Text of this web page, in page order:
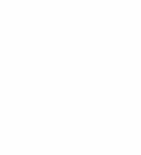
TOP
Granit Rose
et cathédrales
monuments